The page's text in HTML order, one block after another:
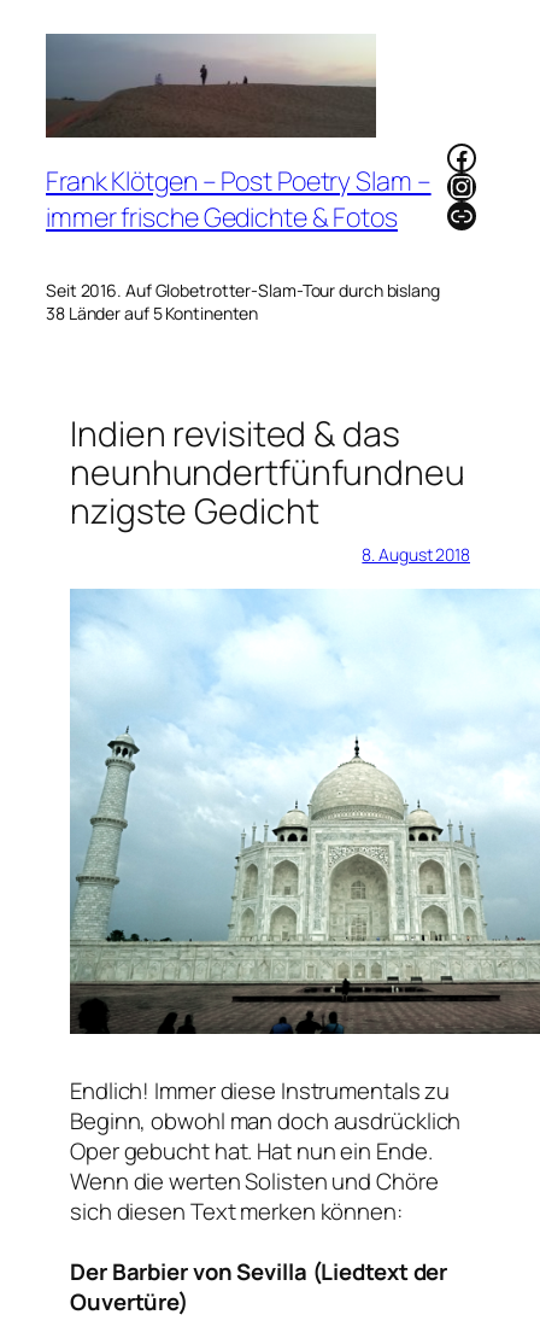
Frank Klötgen – Post Poetry Slam –
immer frische Gedichte & Fotos
Seit 2016. Auf Globetrotter-Slam-Tour durch bislang
38 Länder auf 5 Kontinenten
Link
Indien revisited & das
neunhundertfünfundneu
nzigste Gedicht
8. August 2018
Endlich! Immer diese Instrumentals zu
Beginn, obwohl man doch ausdrücklich
Oper gebucht hat. Hat nun ein Ende.
Wenn die werten Solisten und Chöre
sich diesen Text merken können:
Der Barbier von Sevilla (Liedtext der
Ouvertüre)